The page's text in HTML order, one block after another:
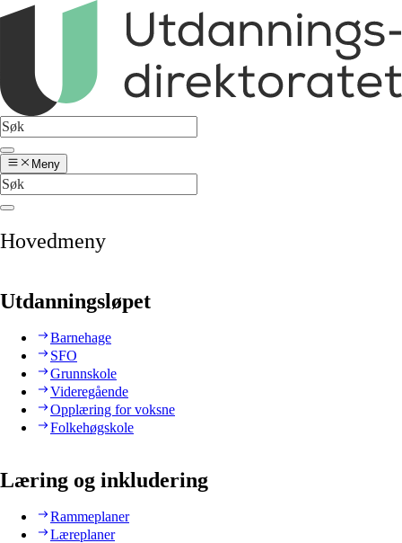
Meny
Hovedmeny
Utdanningsløpet
Barnehage
SFO
Grunnskole
Videregående
Opplæring for voksne
Folkehøgskole
Læring og inkludering
Rammeplaner
Læreplaner